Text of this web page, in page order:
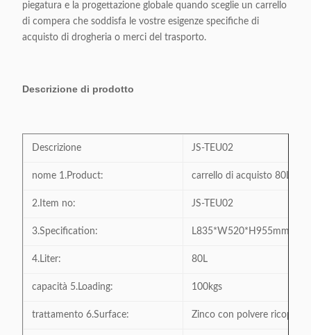
piegatura e la progettazione globale quando sceglie un carrello
di compera che soddisfa le vostre esigenze specifiche di
acquisto di drogheria o merci del trasporto.
Descrizione di prodotto
Descrizione JS-TEU02
nome 1.Product: carrello di acquisto 80L
2.Item no: JS-TEU02
3.Specification: L835*W520*H955mm
4.Liter: 80L
capacità 5.Loading: 100kgs
trattamento 6.Surface: Zinco con polvere ricoperta